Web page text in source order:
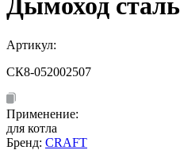
Дымоход
Артикул:
СК8-052002507
Применение:
для котла
Бренд: CRAFT